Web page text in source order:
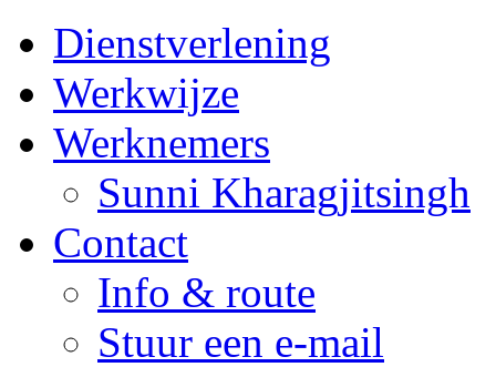
Dienstverlening
Werkwijze
Werknemers
Sunni Kharagjitsingh
Contact
Info & route
Stuur een e-mail